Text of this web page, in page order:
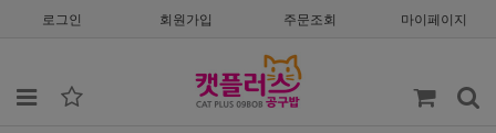
로그인 회원가입 주문조회 마이페이지